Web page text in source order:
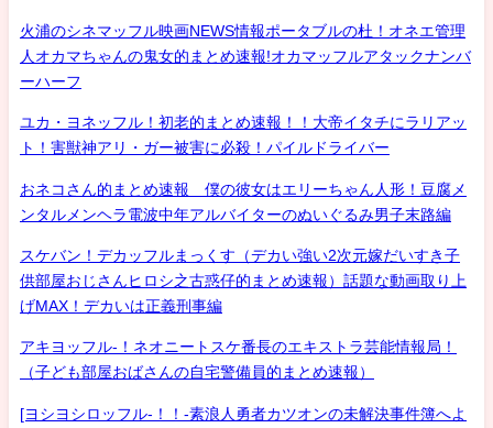
火浦のシネマッフル映画NEWS情報ポータブルの杜！オネエ管理
人オカマちゃんの鬼女的まとめ速報!オカマッフルアタックナンバ
ーハーフ
ユカ・ヨネッフル！初老的まとめ速報！！大帝イタチにラリアッ
ト！害獣神アリ・ガー被害に必殺！パイルドライバー
おネコさん的まとめ速報 僕の彼女はエリーちゃん人形！豆腐メ
ンタルメンヘラ電波中年アルバイターのぬいぐるみ男子末路編
スケバン！デカッフルまっくす（デカい強い2次元嫁だいすき子
供部屋おじさんヒロシ之古惑仔的まとめ速報）話題な動画取り上
げMAX！デカいは正義刑事編
アキヨッフル-！ネオニートスケ番長のエキストラ芸能情報局！
（子ども部屋おばさんの自宅警備員的まとめ速報）
[ヨシヨシロッフル-！！-素浪人勇者カツオンの未解決事件簿へよ